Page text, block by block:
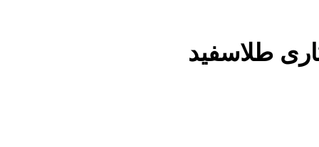
طلاسفید